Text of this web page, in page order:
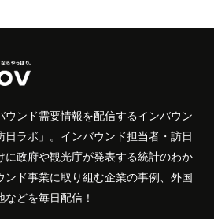
ンド需要情報を配信するインバウン
日ラボ」。インバウンド担当者・訪日
に政府や観光庁が発表する統計のわか
ンド事業に取り組む企業の事例、外国
どを毎日配信！